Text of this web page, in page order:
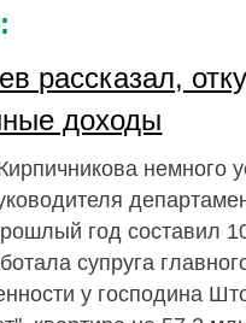
рассказал,
доходы
немного
год составил
супруга
у господина